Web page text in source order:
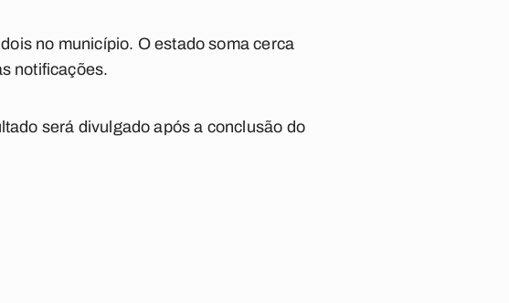
no município. O estado soma cerca
notificações.
será divulgado após a conclusão do